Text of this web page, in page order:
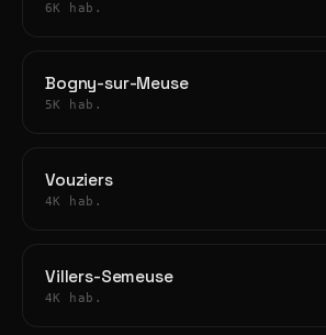
6K hab.
Bogny-sur-Meuse
5K hab.
Vouziers
4K hab.
Villers-Semeuse
4K hab.